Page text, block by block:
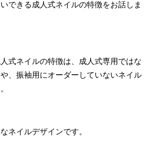
できる成人式ネイルの特徴をお話しま
式ネイルの特徴は、成人式専用ではな
、振袖用にオーダーしていないネイル
ネイルデザインです。